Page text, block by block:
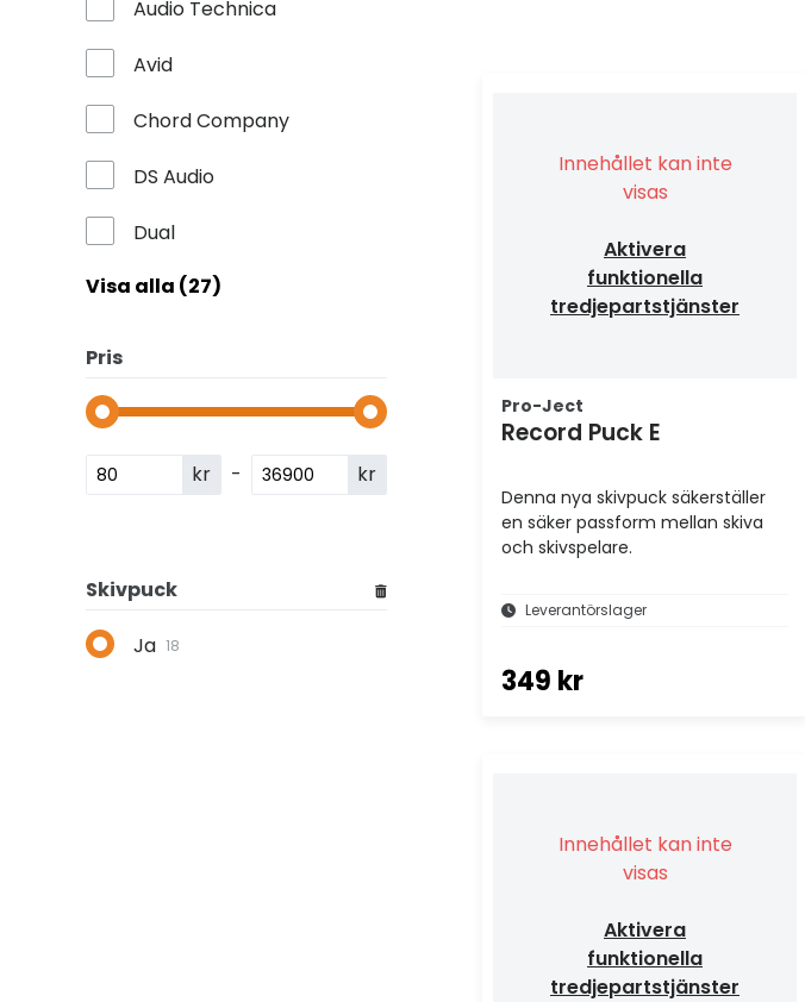
Audio Technica
Avid
Chord Company
DS Audio
Dual
Visa alla (27)
Pris
kr - kr
Skivpuck
Ja 18
Innehållet kan inte
visas
Aktivera
funktionella
tredjepartstjänster
Pro-Ject
Record Puck E
Denna nya skivpuck säkerställer
en säker passform mellan skiva
och skivspelare.
Leverantörslager
349 kr
Innehållet kan inte
visas
Aktivera
funktionella
tredjepartstjänster